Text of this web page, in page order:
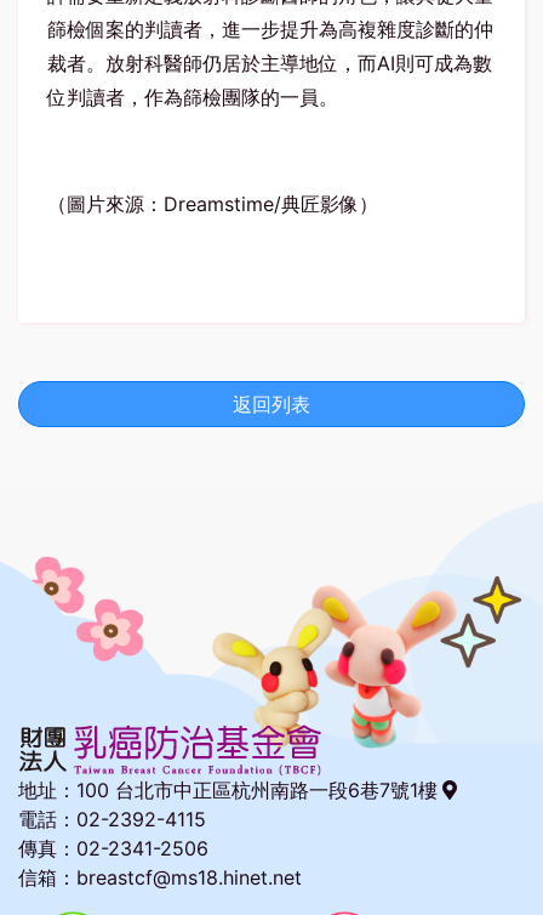
篩檢個案的判讀者，進一步提升為高複雜度診斷的仲
裁者。放射科醫師仍居於主導地位，而AI則可成為數
位判讀者，作為篩檢團隊的一員。
（圖片來源： Dreamstime/典匠影像）
返回列表
地址： 100 台北市中正區杭州南路一段6巷7號1樓
電話：02-2392-4115
傳真：02-2341-2506
信箱：breastcf@ms18.hinet.net